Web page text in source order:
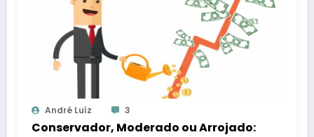
André Luíz 3
Conservador, Moderado ou Arrojado: